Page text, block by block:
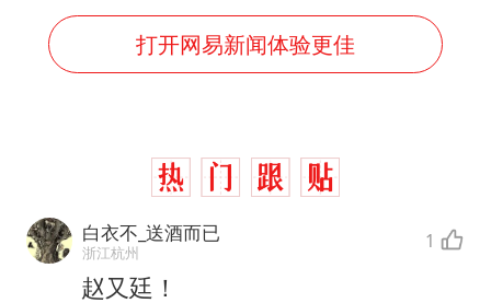
打开网易新闻体验更佳
白衣不_送酒而已
浙江杭州 1
赵又廷！